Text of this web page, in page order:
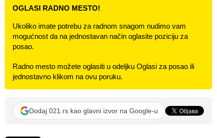
OGLASI RADNO MESTO!
Ukoliko imate potrebu za radnom snagom nudimo vam
mogućnost da na jednostavan način oglasite poziciju za
posao.
Radno mesto možete oglasiti u odeljku Oglasi za posao ili
jednostavno klikom na ovu poruku.
Dodaj 021.rs kao glavni izvor na Google-u